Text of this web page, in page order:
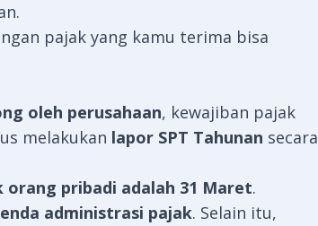
pajak yang kamu terima bisa
oleh perusahaan, kewajiban pajak
melakukan lapor SPT Tahunan secara
orang pribadi adalah 31 Maret.
administrasi pajak. Selain itu,